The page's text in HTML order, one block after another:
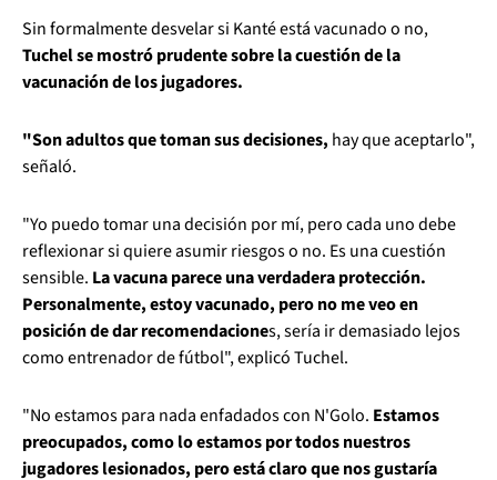
Sin formalmente desvelar si Kanté está vacunado o no,
Tuchel se mostró prudente sobre la cuestión de la
vacunación de los jugadores.
"Son adultos que toman sus decisiones, hay que aceptarlo",
señaló.
"Yo puedo tomar una decisión por mí, pero cada uno debe
reflexionar si quiere asumir riesgos o no. Es una cuestión
sensible. La vacuna parece una verdadera protección.
Personalmente, estoy vacunado, pero no me veo en
posición de dar recomendaciones, sería ir demasiado lejos
como entrenador de fútbol", explicó Tuchel.
"No estamos para nada enfadados con N'Golo. Estamos
preocupados, como lo estamos por todos nuestros
jugadores lesionados, pero está claro que nos gustaría